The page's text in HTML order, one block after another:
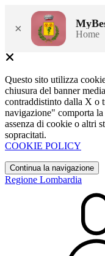
× Home
Questo sito utilizza
chiusura del banner
contraddistinto dalla X o
navigazione" comporta
assenza di cookie o altri
sopracitati.
COOKIE POLICY
Continua la navigazione
Regione Lombardia